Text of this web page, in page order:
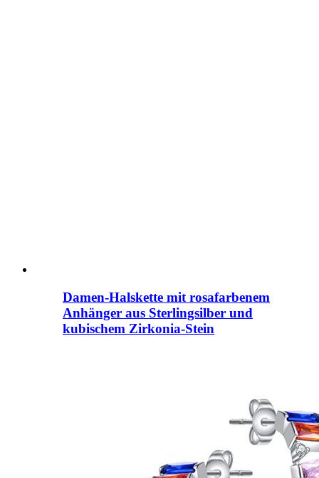
Damen-Halskette mit rosafarbenem
Anhänger aus Sterlingsilber und
kubischem Zirkonia-Stein